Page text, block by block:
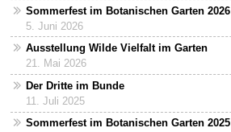
Sommerfest im Botanischen Garten 2026
5. Juni 2026
Ausstellung Wilde Vielfalt im Garten
21. Mai 2026
Der Dritte im Bunde
11. Juli 2025
Sommerfest im Botanischen Garten 2025